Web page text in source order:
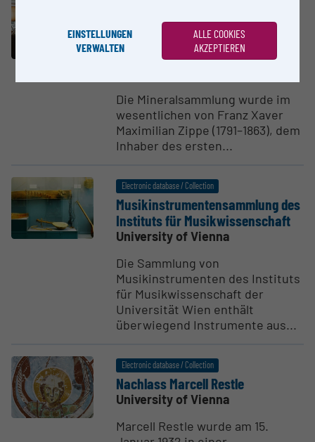
Miner­alien­sammlung am Institut
für Miner­alogie und Kristal­lo­
graphie
Die Mineralsammlung wurde im
wesentlichen von Franz Xaver
Maximilian Zippe (1791–1863), dem
Inhaber des ersten...
Electronic database / Collection
Musikin­stru­men­ten­sammlung des
Instituts für Musik­wis­sen­schaft
University of Vienna
Die Sammlung von
Musikinstrumenten des Instituts
für Musikwissenschaft der
Universität Wien enthält
überwiegend Instrumente aus...
Electronic database / Collection
Nachlass Marcell Restle
University of Vienna
Marcell Restle wurde am 15.
EINSTELLUNGEN
VERWALTEN
ALLE COOKIES
AKZEPTIEREN